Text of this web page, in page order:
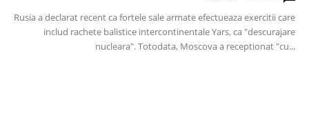
Rusia a declarat recent ca fortele sale armate efectueaza exercitii care
includ rachete balistice intercontinentale Yars, ca "descurajare
nucleara". Totodata, Moscova a receptionat "cu...